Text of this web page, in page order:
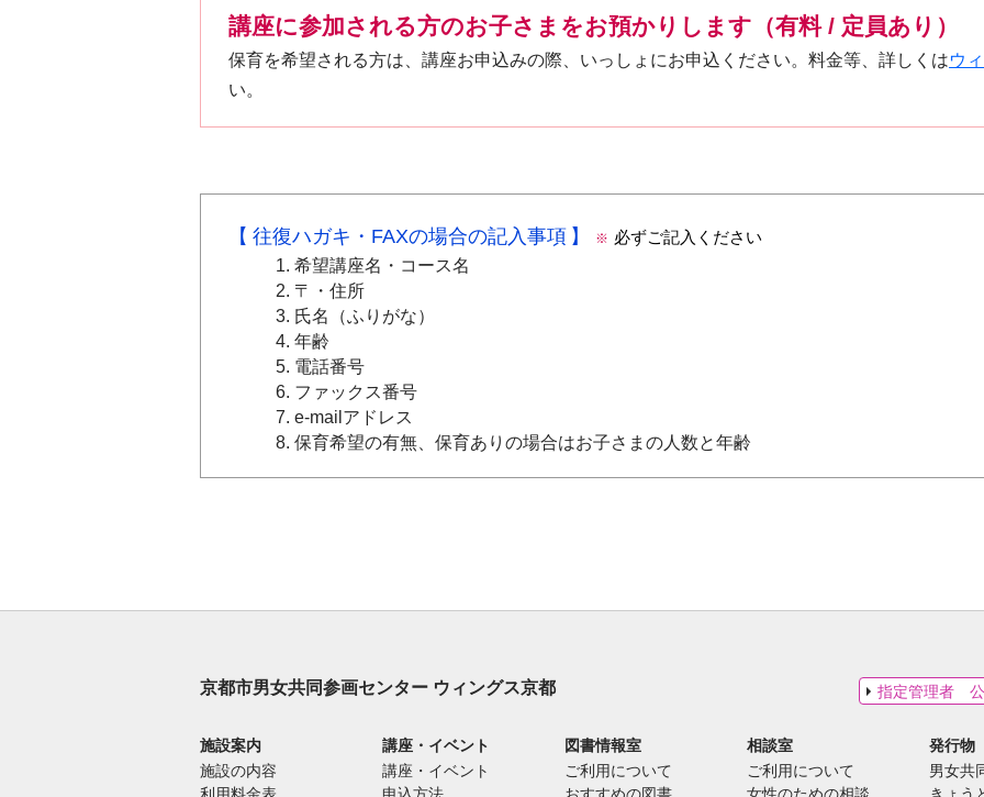
講座に参加される方のお子さまをお預かりします（有料 / 定員あり）
保育を希望される方は、講座お申込みの際、いっしょにお申込ください。料金等、詳しくはウ
い。
往復ハガキ・FAXの場合の記入事項 ※ 必ずご記入ください
希望講座名・コース名
〒・住所
氏名（ふりがな）
年齢
電話番号
ファックス番号
e-mailアドレス
保育希望の有無、保育ありの場合はお子さまの人数と年齢
京都市男女共同参画センター ウィングス京都 指定管理者 公
施設案内
施設の内容
利用料金表
講座・イベント
講座・イベント
申込方法
図書情報室
ご利用について
おすすめの図書
相談室
ご利用について
女性のための相談
発行物
男女共
きょう